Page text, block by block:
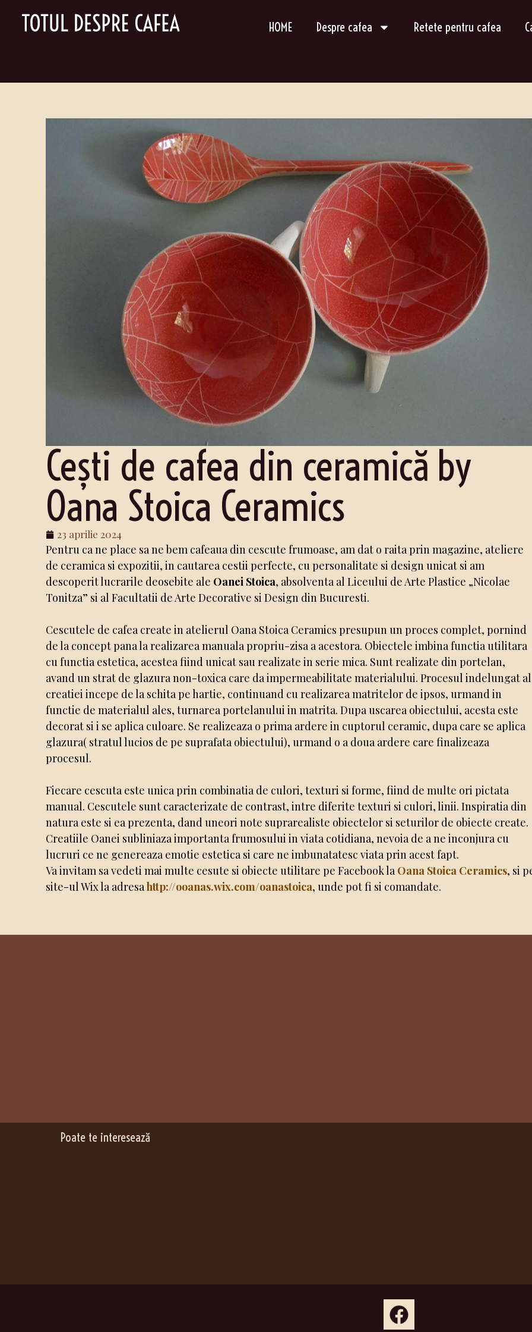
HOME Despre cafea Retete pentru cafea
Cești de cafea din ceramică by
Oana Stoica Ceramics
23 aprilie 2024
Pentru ca ne place sa ne bem cafeaua din cescute frumoase, am dat o raita prin magazine, ateliere
de ceramica si expozitii, in cautarea cestii perfecte, cu personalitate si design unicat si am
descoperit lucrarile deosebite ale Oanei Stoica, absolventa al Liceului de Arte Plastice „Nicolae
Tonitza” si al Facultatii de Arte Decorative si Design din Bucuresti.
Cescutele de cafea create in atelierul Oana Stoica Ceramics presupun un proces complet, pornind
de la concept pana la realizarea manuala propriu-zisa a acestora. Obiectele imbina functia utilitara
cu functia estetica, acestea fiind unicat sau realizate in serie mica. Sunt realizate din portelan,
avand un strat de glazura non-toxica care da impermeabilitate materialului. Procesul indelungat al
creatiei incepe de la schita pe hartie, continuand cu realizarea matritelor de ipsos, urmand in
functie de materialul ales, turnarea portelanului in matrita. Dupa uscarea obiectului, acesta este
decorat si i se aplica culoare. Se realizeaza o prima ardere in cuptorul ceramic, dupa care se aplica
glazura( stratul lucios de pe suprafata obiectului), urmand o a doua ardere care finalizeaza
procesul.
Fiecare cescuta este unica prin combinatia de culori, texturi si forme, fiind de multe ori pictata
manual. Cescutele sunt caracterizate de contrast, intre diferite texturi si culori, linii. Inspiratia din
natura este si ea prezenta, dand uneori note suprarealiste obiectelor si seturilor de obiecte create.
Creatiile Oanei subliniaza importanta frumosului in viata cotidiana, nevoia de a ne inconjura cu
lucruri ce ne genereaza emotie estetica si care ne imbunatatesc viata prin acest fapt.
Va invitam sa vedeti mai multe cesute si obiecte utilitare pe Facebook laOana Stoica Ceramics, si
site-ul Wix la adresahttp://ooanas.wix.com/oanastoica, unde pot fi si comandate.
Poate te interesează